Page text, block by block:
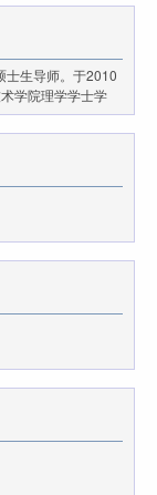
士生导师。于2010
学院理学学士学
技术学院理论物
于西北大学物理...